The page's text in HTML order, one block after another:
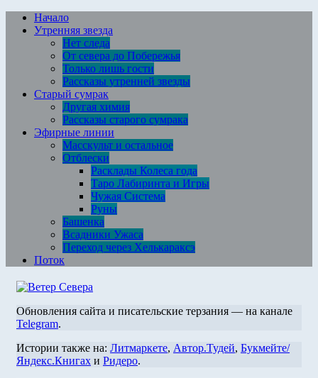
Перейти
содержимому
Начало
Утренняя звезда
Нет следа
От севера до Побережья
Только лишь гости
Рассказы утренней звезды
Старый сумрак
Другая химия
Рассказы старого сумрака
Эфирные линии
Масскульт и остальное
Отблески
Расклады Колеса года
Таро Лабиринта и Игры
Чужая Система
Руны
Башенка
Всадники Ужаса
Переход через Хелькараксэ
Поток
Обновления сайта и писательские терзания — на канале
Telegram.
Истории также на: Литмаркете, Автор.Тудей, Букмейте/
Яндекс.Книгах и Ридеро.